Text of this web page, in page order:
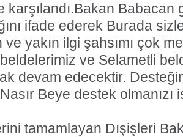
karşılandı.Bakan Babacan
ifade ederek Burada
yakın ilgi şahsımı çok
ve Selametli
devam edecektir.
Beye destek olmanızı
tamamlayan Dışişleri